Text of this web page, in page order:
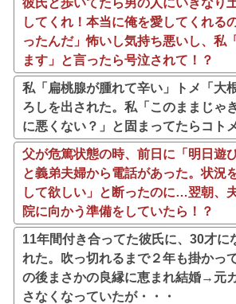
彼氏と歩いてたら男の人にいきなり
してくれ！本当に俺を愛してくれる
ったんだ」怖いし気持ち悪いし、私
ます」と言ったら号泣されて！？
私「扁桃腺が腫れて辛い」トメ「大
ろしを出された。私「このままじゃ
に悪くない？」と固まってたらコト
父が危篤状態の時、前日に「明日遊
と義弟夫婦から電話があった。状況
して欲しい」と断ったのに…翌朝、
院に向かう準備をしていたら！？
11年間付き合ってた彼氏に、30才に
れた。吹っ切れるまで２年も掛かっ
の後まさかの良縁に恵まれ結婚→元
さなくなっていたが・・・